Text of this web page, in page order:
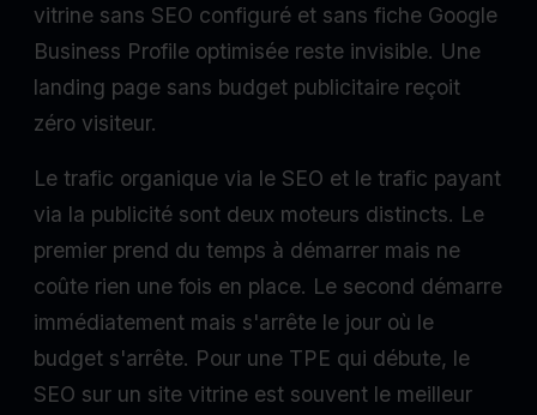
vitrine sans SEO configuré et sans fiche Google
Business Profile optimisée reste invisible. Une
landing page sans budget publicitaire reçoit
zéro visiteur.
Le trafic organique via le SEO et le trafic payant
via la publicité sont deux moteurs distincts. Le
premier prend du temps à démarrer mais ne
coûte rien une fois en place. Le second démarre
immédiatement mais s'arrête le jour où le
budget s'arrête. Pour une TPE qui débute, le
SEO sur un site vitrine est souvent le meilleur